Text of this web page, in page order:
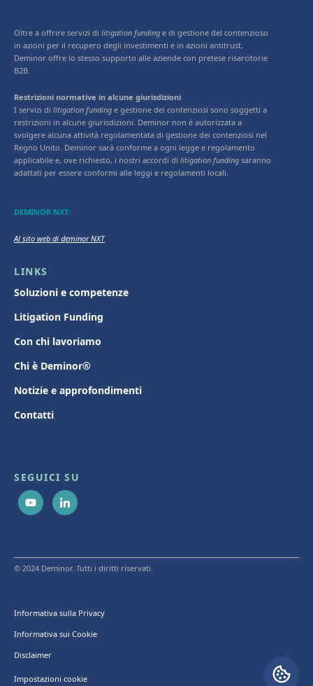
Oltre a offrire servizi di litigation funding e di gestione del contenzioso
in azioni per il recupero degli investimenti e in azioni antitrust,
Deminor offre lo stesso supporto alle aziende con pretese risarcitorie
B2B.
Restrizioni normative in alcune giurisdizioni
I servizi di litigation funding e gestione dei contenziosi sono soggetti a
restrizioni in alcune giurisdizioni. Deminor non è autorizzata a
svolgere alcuna attività regolamentata di gestione dei contenziosi nel
Regno Unito. Deminor sarà conforme a ogni legge e regolamento
applicabile e, ove richiesto, i nostri accordi di litigation funding saranno
adattati per essere conformi alle leggi e regolamenti locali.
DEMINOR NXT
Al sito web di deminor NXT
LINKS
Soluzioni e competenze
Litigation Funding
Con chi lavoriamo
Chi è Deminor®
Notizie e approfondimenti
Contatti
SEGUICI SU
© 2024 Deminor. Tutti i diritti riservati.
Informativa sulla Privacy
Informativa sui Cookie
Disclaimer
Impostazioni cookie